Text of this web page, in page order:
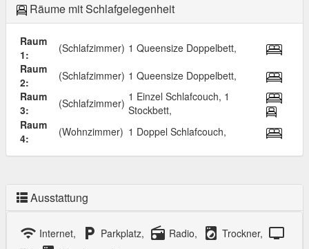
Räume mit Schlafgelegenheit
Raum
1:
(Schlafzimmer) 1 Queensize Doppelbett,
Raum
2:
(Schlafzimmer) 1 Queensize Doppelbett,
Raum
3:
(Schlafzimmer) 1 Einzel Schlafcouch, 1
Stockbett,
Raum
4:
(Wohnzimmer) 1 Doppel Schlafcouch,
Ausstattung
wifi Internet, local_parking Parkplatz, radio Radio, local_laundry_service Trockner, tv